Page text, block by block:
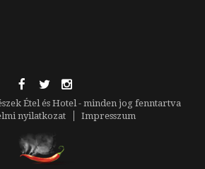
Étel és Hotel - minden jog fenntartva
nyilatkozat
Impresszum